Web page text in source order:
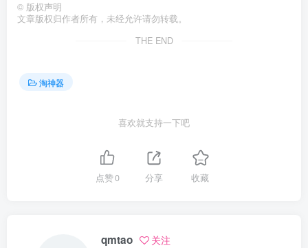
© 版权声明
文章版权归作者所有，未经允许请勿转载。
THE END
淘神器
喜欢就支持一下吧
点赞0 分享 收藏
qmtao 关注